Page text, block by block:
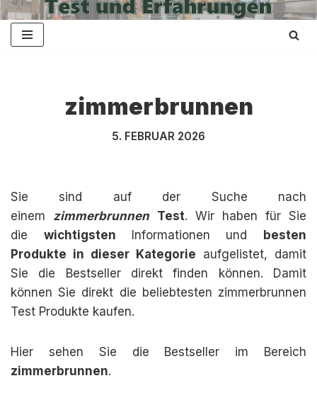
Zum
zimmerbrunnen
5. FEBRUAR 2026
Sie sind auf der Suche nach
einem zimmerbrunnen Test. Wir haben für Sie
die wichtigsten Informationen und
besten
Produkte in dieser Kategorie aufgelistet, damit
Sie die Bestseller direkt finden können. Damit
können Sie direkt die beliebtesten zimmerbrunnen
Test Produkte kaufen.
Hier sehen Sie die Bestseller im Bereich
zimmerbrunnen.